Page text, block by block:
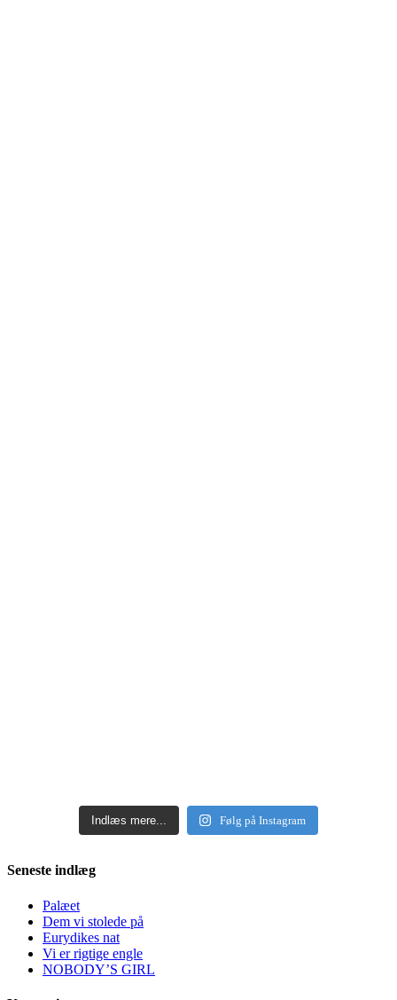
Indlæs mere... Følg på Instagram
Seneste indlæg
Palæet
Dem vi stolede på
Eurydikes nat
Vi er rigtige engle
NOBODY’S GIRL